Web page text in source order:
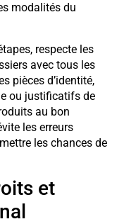
modalités du
respecte les
avec tous les
pièces d’identité,
ou justificatifs de
au bon
les erreurs
les chances de
et